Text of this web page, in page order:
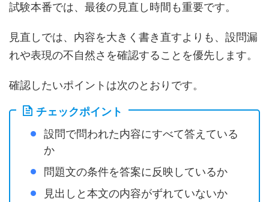
試験本番では、最後の見直し時間も重要です。
見直しでは、内容を大きく書き直すよりも、設問漏
れや表現の不自然さを確認することを優先します。
確認したいポイントは次のとおりです。
チェックポイント
設問で問われた内容にすべて答えている
か
問題文の条件を答案に反映しているか
見出しと本文の内容がずれていないか